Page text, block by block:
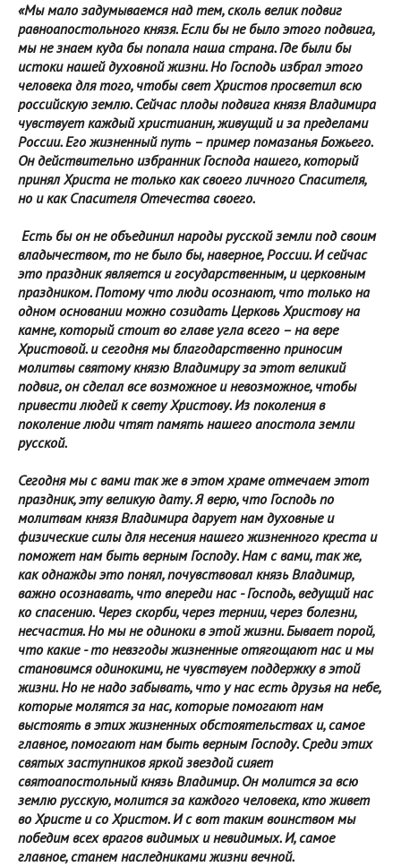
«Мы мало задумываемся над тем, сколь велик подвиг
равноапостольного князя. Если бы не было этого подвига,
мы не знаем куда бы попала наша страна. Где были бы
истоки нашей духовной жизни. Но Господь избрал этого
человека для того, чтобы свет Христов просветил всю
российскую землю. Сейчас плоды подвига князя Владимира
чувствует каждый христианин, живущий и за пределами
России. Его жизненный путь – пример помазанья Божьего.
Он действительно избранник Господа нашего, который
принял Христа не только как своего личного Спасителя,
но и как Спасителя Отечества своего.
Есть бы он не объединил народы русской земли под своим
владычеством, то не было бы, наверное, России. И сейчас
это праздник является и государственным, и церковным
праздником. Потому что люди осознают, что только на
одном основании можно созидать Церковь Христову на
камне, который стоит во главе угла всего – на вере
Христовой. и сегодня мы благодарственно приносим
молитвы святому князю Владимиру за этот великий
подвиг, он сделал все возможное и невозможное, чтобы
привести людей к свету Христову. Из поколения в
поколение люди чтят память нашего апостола земли
русской.
Сегодня мы с вами так же в этом храме отмечаем этот
праздник, эту великую дату. Я верю, что Господь по
молитвам князя Владимира дарует нам духовные и
физические силы для несения нашего жизненного креста и
поможет нам быть верным Господу. Нам с вами, так же,
как однажды это понял, почувствовал князь Владимир,
важно осознавать, что впереди нас - Господь, ведущий нас
ко спасению. Через скорби, через тернии, через болезни,
несчастия. Но мы не одиноки в этой жизни. Бывает порой,
что какие - то невзгоды жизненные отягощают нас и мы
становимся одинокими, не чувствуем поддержку в этой
жизни. Но не надо забывать, что у нас есть друзья на небе,
которые молятся за нас, которые помогают нам
выстоять в этих жизненных обстоятельствах и, самое
главное, помогают нам быть верным Господу. Среди этих
святых заступников яркой звездой сияет
святоапостольный князь Владимир. Он молится за всю
землю русскую, молится за каждого человека, кто живет
во Христе и со Христом. И с вот таким воинством мы
победим всех врагов видимых и невидимых. И, самое
главное, станем наследниками жизни вечной.